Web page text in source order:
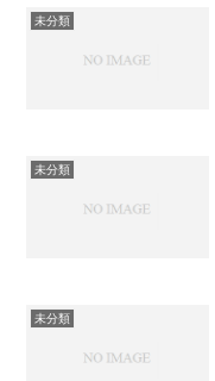
未分類
未分類
未分類